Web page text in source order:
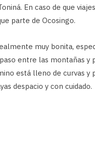
En caso de que
parte de Ocosingo.
muy bonita,
entre las montañas y
está lleno de curvas y
despacio y con cuidado.